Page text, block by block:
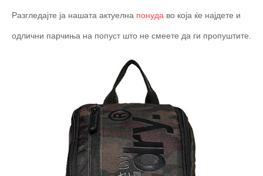
Разгледајте ја нашата актуелна понуда во која ќе најдете и
одлични парчиња на попуст што не смеете да ги пропуштите.